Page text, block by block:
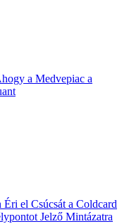
a Medvepiac a
el Csúcsát a Coldcard
Jelző Mintázatra